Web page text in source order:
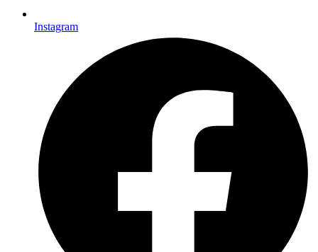
Instagram